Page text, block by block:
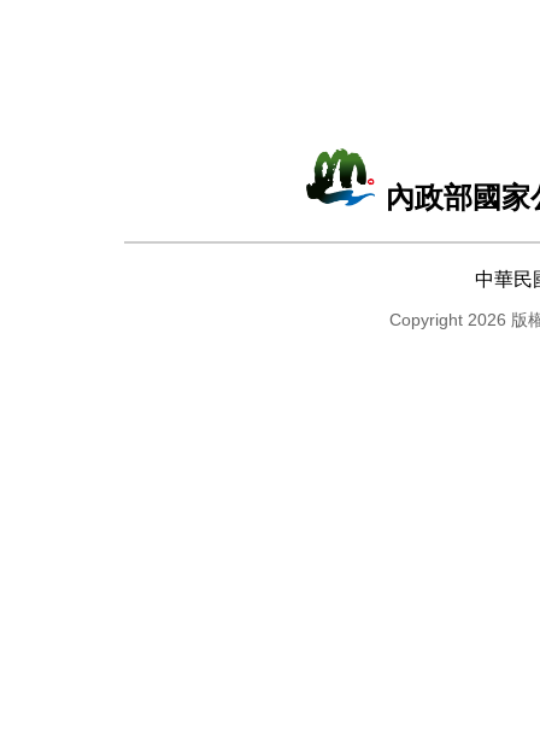
內政部國
中華民
Copyright 2026 版